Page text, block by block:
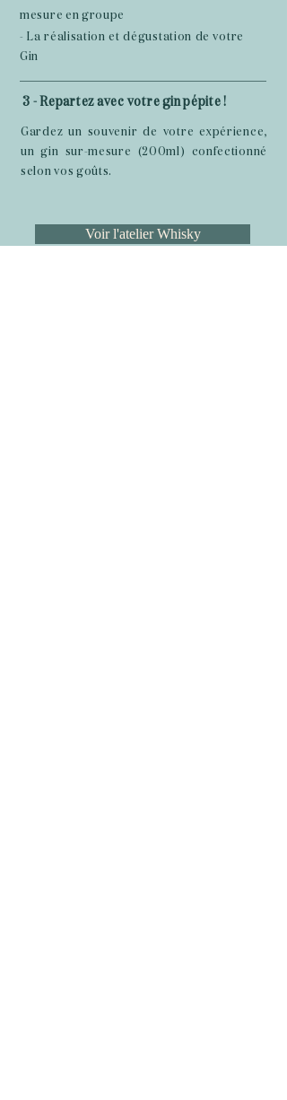
mesure en groupe
- La réalisation et dégustation de votre
Gin
3 - Repartez avec votre gin pépite !
Gardez un souvenir de votre expérience,
un gin sur-mesure (200ml) confectionné
selon vos goûts.
Voir l'atelier Whisky